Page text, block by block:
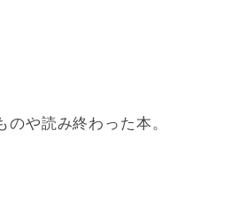
や読み終わった本。